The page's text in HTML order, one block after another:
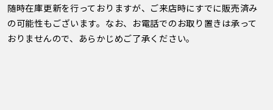
随時在庫更新を行っておりますが、ご来店時にすでに販売済み
の可能性もございます。なお、お電話でのお取り置きは承って
おりませんので、あらかじめご了承ください。